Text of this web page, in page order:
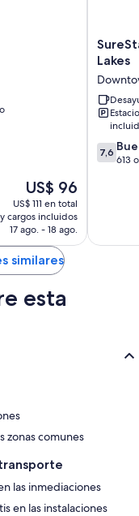
atenciones como wifi
la comodidad de las
en todas las
tocador gratuitos
El
precio
actual
es
de
US$ 96
US$ 96
US$ 111 en total
cargos incluidos
17 ago. - 18 ago.
Plus
by
Best
Western
Lakes
Lakes
7.6
de
7,6
613
similares
esta
zonas comunes
las inmediaciones
en las instalaciones